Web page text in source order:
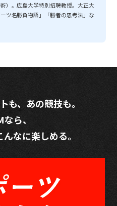
）。広島大学特別招聘教授。大正大
ツ名勝負物語」「勝者の思考法」な
も、あの競技も。
ら、
なに楽しめる。